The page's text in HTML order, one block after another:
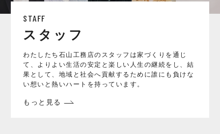
STAFF
スタッフ
わたしたち石山工務店のスタッフは家づくりを通じ
て、よりよい生活の安定と楽しい人生の継続をし、結
果として、地域と社会へ貢献するために誰にも負けな
い想いと熱いハートを持っています。
もっと見る